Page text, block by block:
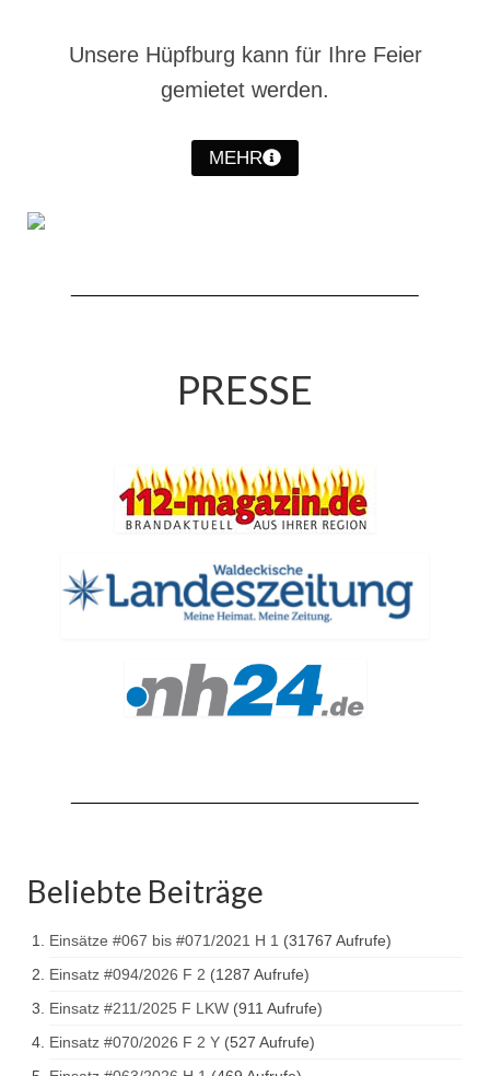
Kommandowagen KdoW
Hubarbeitsbühne B18
24.03.17 Übergabe ELW
Ehemalige Fahrzeuge
Jahresrückblick 2016
Jahresrückblick 2017
Jahresrückblick 2019
Jahresrückblick 2021
Tag der offenen Tür 2018
Unsere Hüpfburg kann für Ihre Feier
gemietet werden.
MEHR
PRESSE
Beliebte Beiträge
Einsätze #067 bis #071/2021 H 1 (31767 Aufrufe)
Einsatz #094/2026 F 2 (1287 Aufrufe)
Einsatz #211/2025 F LKW (911 Aufrufe)
Einsatz #070/2026 F 2 Y (527 Aufrufe)